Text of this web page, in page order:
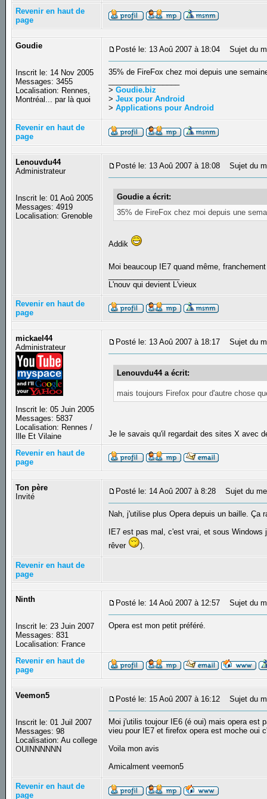
Revenir en haut de
page
Goudie
Inscrit le: 14 Nov 2005
Messages: 3455
Localisation: Rennes,
Montréal... par là quoi
Posté le: 13 Aoû 2007 à 18:04 Sujet du
35% de FireFox chez moi depuis une
>Goudie.biz
>Jeux pour Android
>Applications pour Android
Revenir en haut de
page
Lenouvdu44
Administrateur
Inscrit le: 01 Aoû 2005
Messages: 4919
Localisation: Grenoble
Posté le: 13 Aoû 2007 à 18:08 Sujet du
Goudie a écrit:
35% de FireFox chez moi depuis une
Addik
Moi beaucoup IE7 quand même,
L'nouv qui devient L'vieux
Revenir en haut de
page
mickael44
Administrateur
Inscrit le: 05 Juin 2005
Messages: 5837
Localisation: Rennes /
Ille Et Vilaine
Posté le: 13 Aoû 2007 à 18:17 Sujet du
Lenouvdu44 a écrit:
mais toujours Firefox pour d'autre chose
Je le savais qu'il regardait des sites X avec
Revenir en haut de
page
Ton père
Invité
Posté le: 14 Aoû 2007 à 8:28 Sujet du
Nah, j'utilise plus Opera depuis un baille. Ça
IE7 est pas mal, c'est vrai, et sous
rêver
).
Revenir en haut de
page
Ninth
Inscrit le: 23 Juin 2007
Messages: 831
Localisation: France
Posté le: 14 Aoû 2007 à 12:57 Sujet du
Opera est mon petit préféré.
Revenir en haut de
page
Veemon5
Inscrit le: 01 Juil 2007
Messages: 98
Localisation: Au college
OUINNNNNN
Posté le: 15 Aoû 2007 à 16:12 Sujet du
Moi j'utilis toujour IE6 (é oui) mais opera est
vieu pour IE7 et firefox opera est moche oui
Voila mon avis
Amicalment veemon5
Revenir en haut de
page